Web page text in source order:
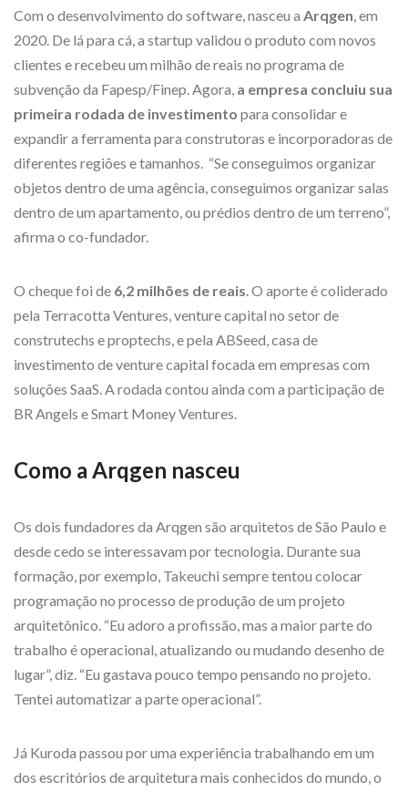
Com o desenvolvimento do software, nasceu a Arqgen, em
2020. De lá para cá, a startup validou o produto com novos
clientes e recebeu um milhão de reais no programa de
subvenção da Fapesp/Finep. Agora, a empresa concluiu sua
primeira rodada de investimento para consolidar e
expandir a ferramenta para construtoras e incorporadoras de
diferentes regiões e tamanhos. “Se conseguimos organizar
objetos dentro de uma agência, conseguimos organizar salas
dentro de um apartamento, ou prédios dentro de um terreno”,
afirma o co-fundador.
O cheque foi de 6,2 milhões de reais. O aporte é coliderado
pela Terracotta Ventures, venture capital no setor de
construtechs e proptechs, e pela ABSeed, casa de
investimento de venture capital focada em empresas com
soluções SaaS. A rodada contou ainda com a participação de
BR Angels e Smart Money Ventures.
Como a Arqgen nasceu
Os dois fundadores da Arqgen são arquitetos de São Paulo e
desde cedo se interessavam por tecnologia. Durante sua
formação, por exemplo, Takeuchi sempre tentou colocar
programação no processo de produção de um projeto
arquitetônico. “Eu adoro a profissão, mas a maior parte do
trabalho é operacional, atualizando ou mudando desenho de
lugar”, diz. “Eu gastava pouco tempo pensando no projeto.
Tentei automatizar a parte operacional”.
Já Kuroda passou por uma experiência trabalhando em um
dos escritórios de arquitetura mais conhecidos do mundo, o